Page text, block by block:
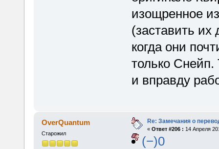
изощренное
(заставить их
когда они
только
и вправду
OverQuantum
Старожил
Re: Замечания о
« Ответ #206 : 14 Апреля
(−)0